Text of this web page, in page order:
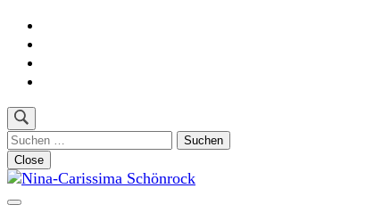
Skip
content
(Press
Suchen
nach:
Close